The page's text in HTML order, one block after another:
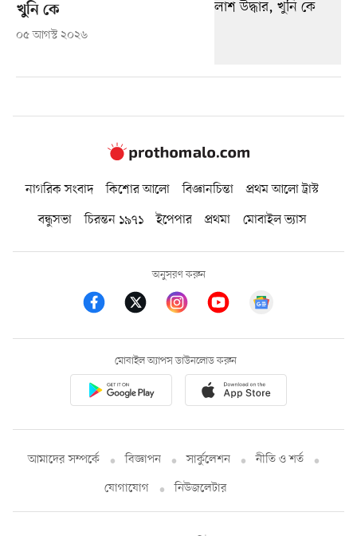
খুনি কে
০৫ আগস্ট ২০২৬
নাগরিক সংবাদ কিশোর আলো বিজ্ঞানচিন্তা
প্রথম আলো ট্রাস্ট
বন্ধুসভা
চিরন্তন ১৯৭১ ইপেপার প্রথমা মোবাইল ভ্যাস
অনুসরণ করুন
মোবাইল অ্যাপস ডাউনলোড করুন
আমাদের সম্পর্কে বিজ্ঞাপন সার্কুলেশন
নীতি ও শর্ত
যোগাযোগ
নিউজলেটার